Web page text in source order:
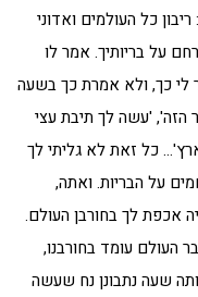
כל העולמים ואדוני
על בריותיך. אמר לו
לי כך, ולא אמרת כך בשעה
הזה', 'עשה לך תיבת עצי
כל זאת לא גליתי לך
על הבריות. ואתה,
לך בחורבן העולם.
העולם עומד בחורבנו,
שעה נתבונן נח שעשה